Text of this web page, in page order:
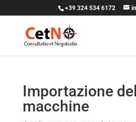
+39 324 534 6172
Importazione
macchine